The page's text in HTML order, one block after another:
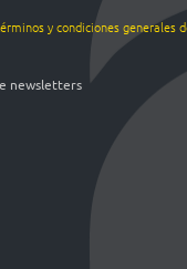
y condiciones generales
newsletters